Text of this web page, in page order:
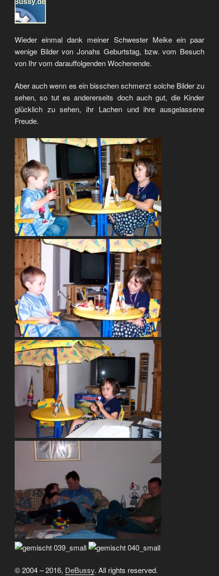
Wieder einmal dank meiner Schwester Meike ein paar
wenige Bilder von Jonahs Geburtstag, bzw. vom Besuch
von Ihr vom darauffolgenden Wochenende.
Aber auch wenn es ein bisschen schmerzt solche Bilder zu
sehen, so tut es andererseits doch auch gut, die Kinder
glücklich zu sehen, ihr Lachen und ihre ausgelassene
Freude.
© 2004 – 2016, DeBussy. All rights reserved.